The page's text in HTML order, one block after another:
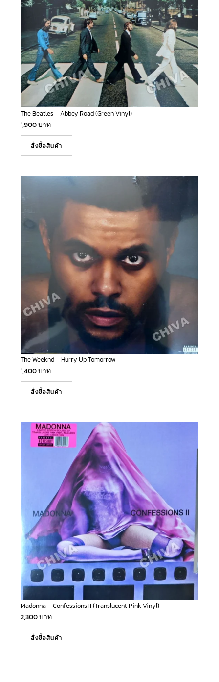
The Beatles – Abbey Road (Green Vinyl)
1,900บาท
สั่งซื้อสินค้า
The Weeknd – Hurry Up Tomorrow
1,400บาท
สั่งซื้อสินค้า
Madonna – Confessions II (Translucent Pink Vinyl)
2,300บาท
สั่งซื้อสินค้า